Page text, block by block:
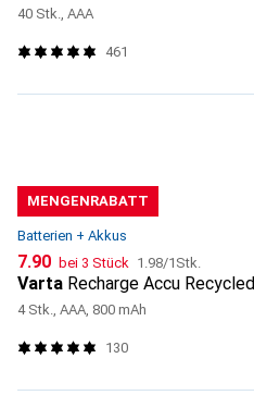
40 Stk., AAA
461
MENGENRABATT
Batterien + Akkus
CHF
7.90 bei 3 Stück CHF
1.98/1Stk.
Varta Recharge Accu Recycled
4 Stk., AAA, 800 mAh
130